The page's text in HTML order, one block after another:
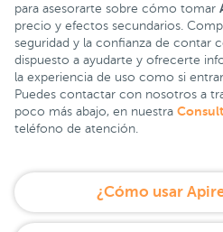
para asesorarte sobre cómo tomar
precio y efectos secundarios.
seguridad y la confianza de contar
dispuesto a ayudarte y ofrecerte
la experiencia de uso como si
Puedes contactar con nosotros a
poco más abajo, en nuestra
teléfono de atención.
¿Cómo usar